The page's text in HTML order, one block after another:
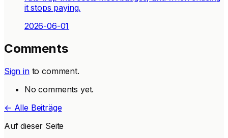
it stops paying.
2026-06-01
Comments
Sign in to comment.
No comments yet.
← Alle Beiträge
Auf dieser Seite